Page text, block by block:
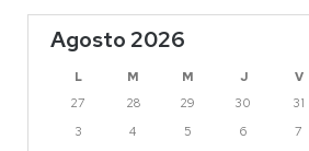
Agosto 2026
L M M J V
27
28 29 30 31
3
4 5 6 7